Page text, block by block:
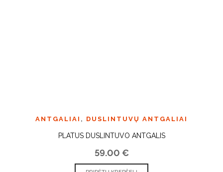
ANTGALIAI , DUSLINTUVŲ ANTGALIAI
PLATUS DUSLINTUVO ANTGALIS
59.00 €